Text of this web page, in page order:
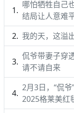
哪怕牺牲自己
结局让人意难平
我的天，这溢
侃爷带妻子穿
请不请自来
2月3日，“侃
2025格莱美红